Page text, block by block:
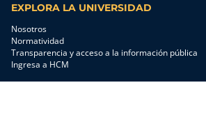
EXPLORA LA UNIVERSIDAD
Nosotros
Normatividad
Transparencia y acceso a la información pública
Ingresa a HCM